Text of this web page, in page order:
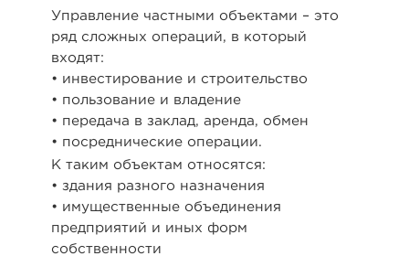
Управление частными объектами – это
ряд сложных операций, в который
входят:
• инвестирование и строительство
• пользование и владение
• передача в заклад, аренда, обмен
• посреднические операции.
К таким объектам относятся:
• здания разного назначения
• имущественные объединения
предприятий и иных форм
собственности